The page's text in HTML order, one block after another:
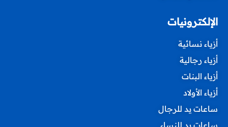
الإلكترونيات
أزياء نسائية
أزياء رجالية
أزياء البنات
أزياء الأولاد
ساعات يد للرجال
ساعات يد للنساء